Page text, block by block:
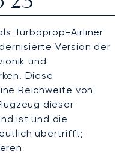
Turboprop-Airliner
Version der
und
Diese
Reichweite von
dieser
ist und die
übertrifft;